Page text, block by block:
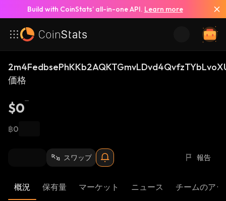
Build with CoinStats’ all-in-one API. Learn more
価格
$0
฿0
スワップ 報告
概況 保有量 マーケット ニュース チームのア